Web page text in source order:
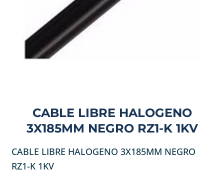
CABLE LIBRE HALOGENO
3X185MM NEGRO RZ1-K 1KV
CABLE LIBRE HALOGENO 3X185MM NEGRO
RZ1-K 1KV